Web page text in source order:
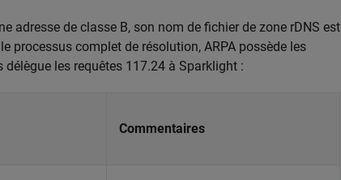
adresse de classe B, son nom de fichier de zone rDNS est
processus complet de résolution, ARPA possède les
délègue les requêtes 117.24 à Sparklight :
Commentaires